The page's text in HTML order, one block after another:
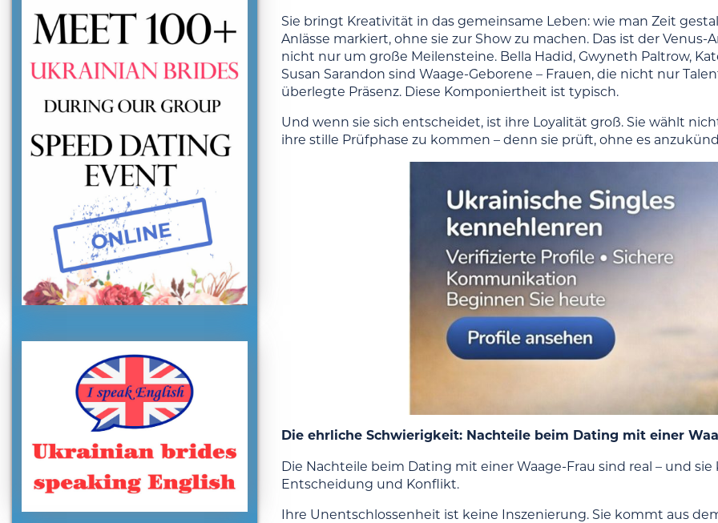
Sie bringt Kreativität in das gemeinsame Leben: wie man Zeit
Anlässe markiert, ohne sie zur Show zu machen. Das ist der
nicht nur um große Meilensteine. Bella Hadid, Gwyneth Paltrow,
Susan Sarandon sind Waage-Geborene – Frauen, die nicht nur
überlegte Präsenz. Diese Komponiertheit ist typisch.
Und wenn sie sich entscheidet, ist ihre Loyalität groß. Sie wählt
ihre stille Prüfphase zu kommen – denn sie prüft, ohne es
Die ehrliche Schwierigkeit: Nachteile beim Dating mit einer
Die Nachteile beim Dating mit einer Waage-Frau sind real – und
Entscheidung und Konflikt.
Ihre Unentschlossenheit ist keine Inszenierung. Sie kommt aus